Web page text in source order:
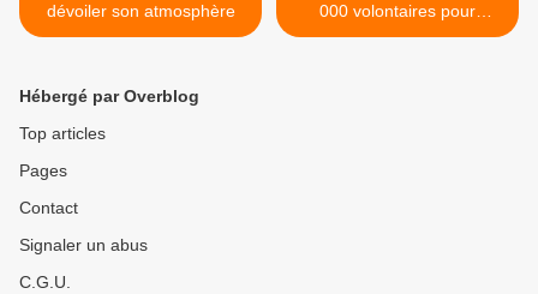
dévoiler son atmosphère
000 volontaires pour
colonie permanente! >
Hébergé par Overblog
Top articles
Pages
Contact
Signaler un abus
C.G.U.